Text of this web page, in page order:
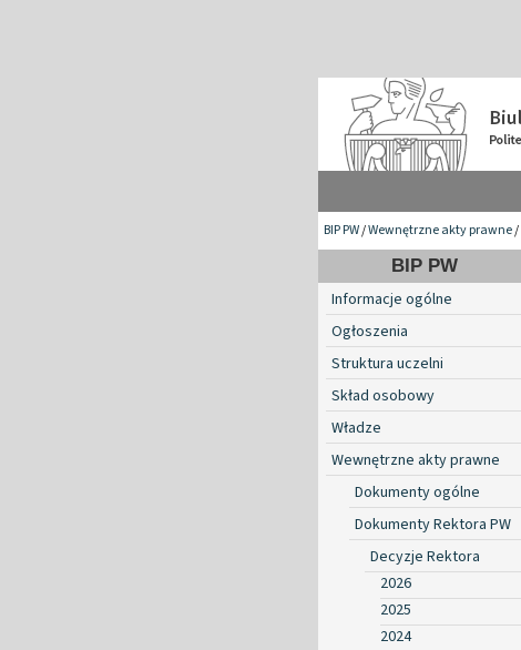
BIP PW/Wewnętrzne akty prawne/
BIP PW
Informacje ogólne
Ogłoszenia
Struktura uczelni
Skład osobowy
Władze
Wewnętrzne akty prawne
Dokumenty ogólne
Dokumenty Rektora PW
Decyzje Rektora
2026
2025
2024